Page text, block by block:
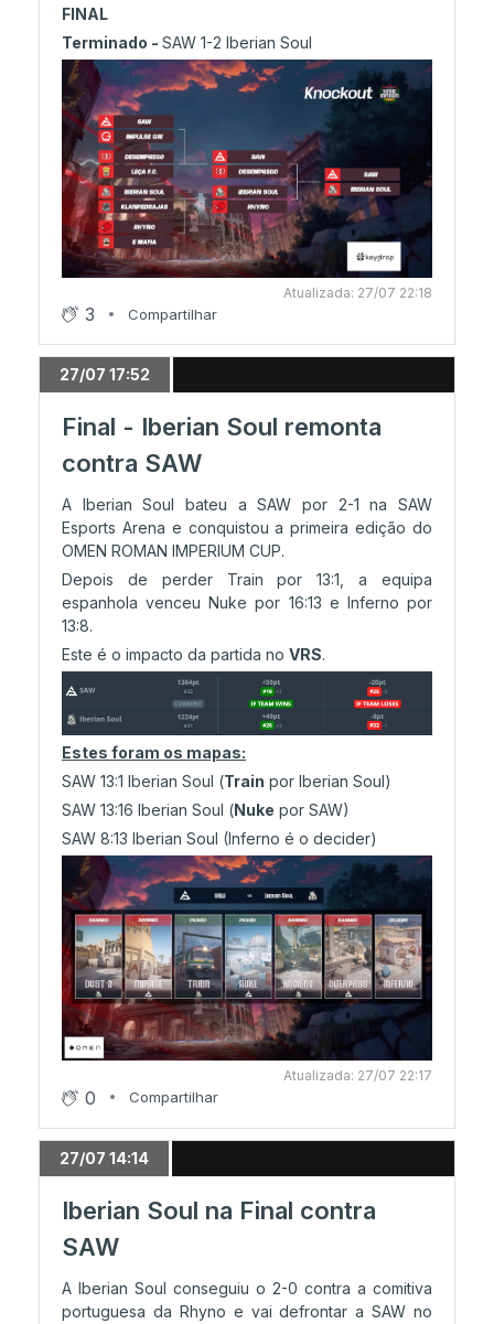
26/07 15:18
Grupo D: SAW, MoveMind e fox em foco
26/07 13:31
Decider: Leça FC avança para playoffs
26/07 12:09
Playoffs: Iberian Soul conquista o torneio
26/07 10:38
(LIVE)
26/07 10:36
Qualificação: Iberian Soul nos playoffs
26/07 09:38
Grupo C: BO1s de abertura
26/07 06:58
Grupos C e D disputam-se hoje
25/07 21:15
Grupos A e B fechados
25/07 19:00
Decider: Impulse GW qualifica-se
25/07 16:43
Eliminação: MeioGás vs TxT Gaming
25/07 16:40
Qualificação: Rhyno garante playoffs
25/07 13:47
Grupo B já começou!
FINAL
Terminado - SAW 1-2 Iberian Soul
Atualizada: 27/07 22:18
3 Compartilhar
27/07 17:52
Final - Iberian Soul remonta
contra SAW
A Iberian Soul bateu a SAW por 2-1 na SAW
Esports Arena e conquistou a primeira edição do
OMEN ROMAN IMPERIUM CUP.
Depois de perder Train por 13:1, a equipa
espanhola venceu Nuke por 16:13 e Inferno por
13:8.
Este é o impacto da partida no VRS.
Estes foram os mapas:
SAW 13:1 Iberian Soul (Train por Iberian Soul)
SAW 13:16 Iberian Soul (Nuke por SAW)
SAW 8:13 Iberian Soul (Inferno é o decider)
Atualizada: 27/07 22:17
0 Compartilhar
27/07 14:14
Iberian Soul na Final contra
SAW
A Iberian Soul conseguiu o 2-0 contra a comitiva
portuguesa da Rhyno e vai defrontar a SAW no